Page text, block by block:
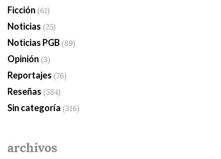
Ficción (61)
Noticias (25)
Noticias PGB(89)
Opinión (3)
Reportajes (76)
Reseñas (584)
Sin categoría (316)
archivos